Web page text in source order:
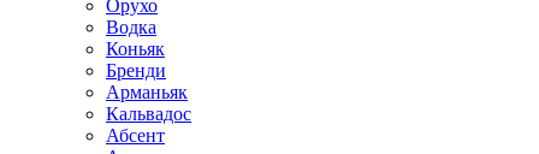
Орухо
Водка
Коньяк
Бренди
Арманьяк
Кальвадос
Абсент